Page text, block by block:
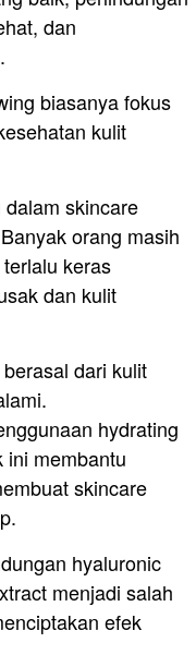
dan
biasanya fokus
kulit
skincare
orang masih
keras
dan kulit
dari kulit
hydrating
ini membantu
skincare
hyaluronic
menjadi salah
efek